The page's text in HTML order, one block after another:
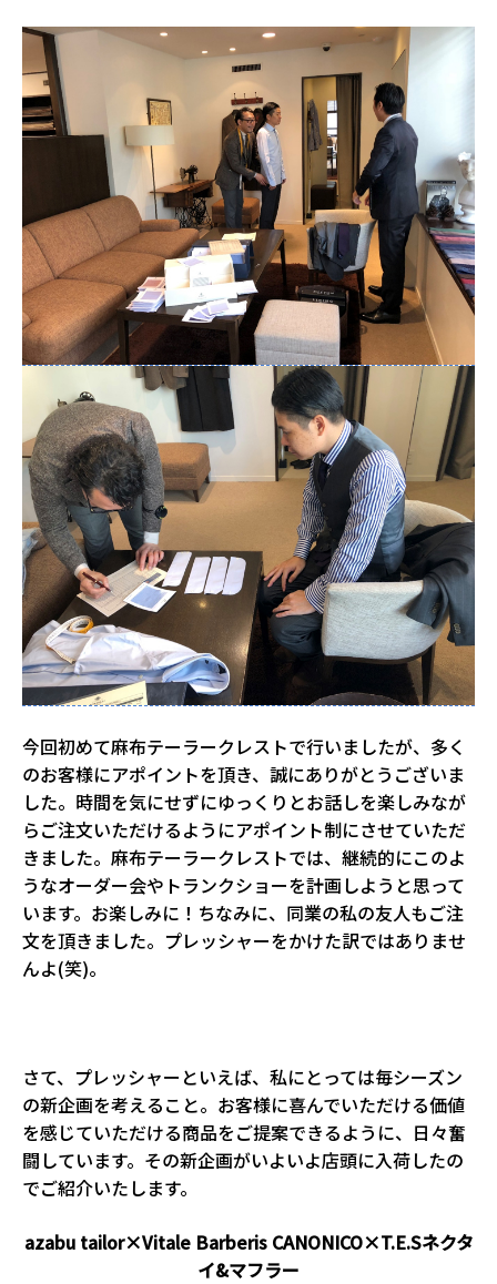
今回初めて麻布テーラークレストで行いましたが、多く
のお客様にアポイントを頂き、誠にありがとうございま
した。時間を気にせずにゆっくりとお話しを楽しみなが
らご注文いただけるようにアポイント制にさせていただ
きました。麻布テーラークレストでは、継続的にこのよ
うなオーダー会やトランクショーを計画しようと思って
います。お楽しみに！ちなみに、同業の私の友人もご注
文を頂きました。プレッシャーをかけた訳ではありませ
んよ(笑)。
さて、プレッシャーといえば、私にとっては毎シーズン
の新企画を考えること。お客様に喜んでいただける価値
を感じていただける商品をご提案できるように、日々奮
闘しています。その新企画がいよいよ店頭に入荷したの
でご紹介いたします。
azabu tailor×Vitale Barberis CANONICO×T.E.Sネクタ
イ&マフラー